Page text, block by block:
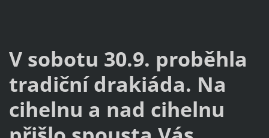
V sobotu 30.9. proběhla
tradiční drakiáda. Na
cihelnu a nad cihelnu